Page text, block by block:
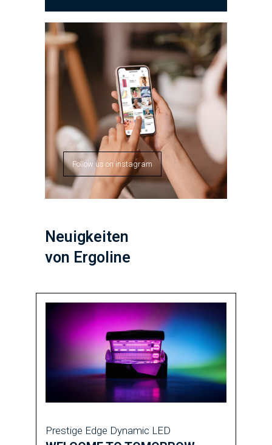
Follow us on instagram
Neuigkeiten
von Ergoline
Prestige Edge Dynamic LED